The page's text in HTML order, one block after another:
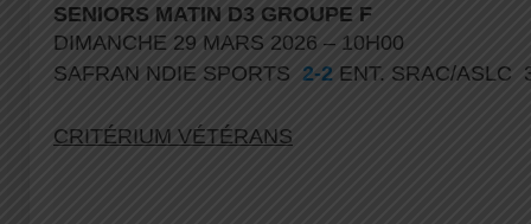
SENIORS MATIN D3 GROUPE F
DIMANCHE 29 MARS 2026 – 10H00
SAFRAN NDIE SPORTS 2-2 ENT. SRAC/ASLC
CRITÉRIUM VÉTÉRANS